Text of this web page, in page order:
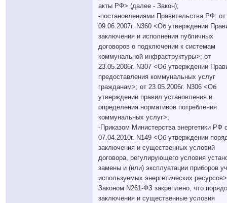
акты РФ> (далее - Закон);
-постановлениями Правительства РФ: от
09.06.2007г. N360 <Об утверждении
заключения и исполнения публичных
договоров о подключении к системам
коммунальной инфраструктуры>; от
23.05.2006г. N307 <Об утверждении
предоставления коммунальных услуг
гражданам>; от 23.05.2006г. N306 <Об
утверждении правил установления и
определения нормативов потребления
коммунальных услуг>;
-Приказом Министерства энергетики РФ
07.04.2010г. N149 <Об утверждении
заключения и существенных условий
договора, регулирующего условия
замены и (или) эксплуатации приборов
используемых энергетических
Законом N261-ФЗ закреплено, что
заключения и существенные условия